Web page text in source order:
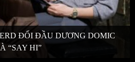
ĐỐI ĐẦU DƯƠNG DOMIC
“SAY HI”